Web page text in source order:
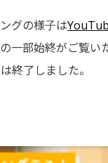
グの様子は
一部始終がご覧
終了しました。